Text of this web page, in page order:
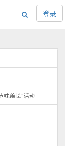
登录
味绵长”活动